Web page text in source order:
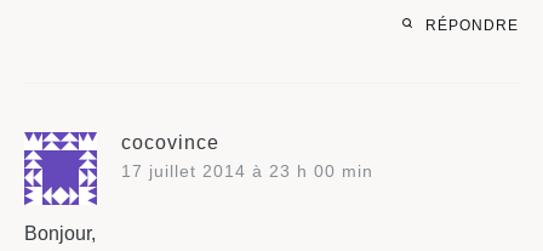
RÉPONDRE
cocovince
17 juillet 2014 à 23 h 00 min
Bonjour,